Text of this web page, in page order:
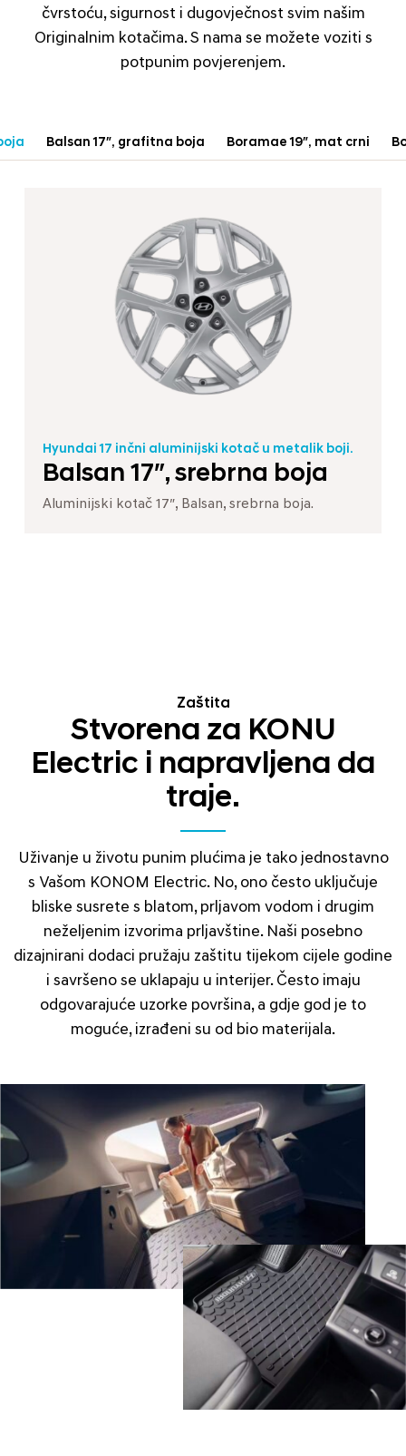
čvrstoću, sigurnost i dugovječnost svim našim
Originalnim kotačima. S nama se možete voziti s
potpunim povjerenjem.
Balsan 17″, grafitna boja Boramae 19″, mat crni
Hyundai 17 inčni aluminijski kotač u metalik boji.
Balsan 17″, srebrna boja
Aluminijski kotač 17″, Balsan, srebrna boja.
Zaštita
Stvorena za KONU
Electric i napravljena da
traje.
Uživanje u životu punim plućima je tako jednostavno
s Vašom KONOM Electric. No, ono često uključuje
bliske susrete s blatom, prljavom vodom i drugim
neželjenim izvorima prljavštine. Naši posebno
dizajnirani dodaci pružaju zaštitu tijekom cijele godine
i savršeno se uklapaju u interijer. Često imaju
odgovarajuće uzorke površina, a gdje god je to
moguće, izrađeni su od bio materijala.